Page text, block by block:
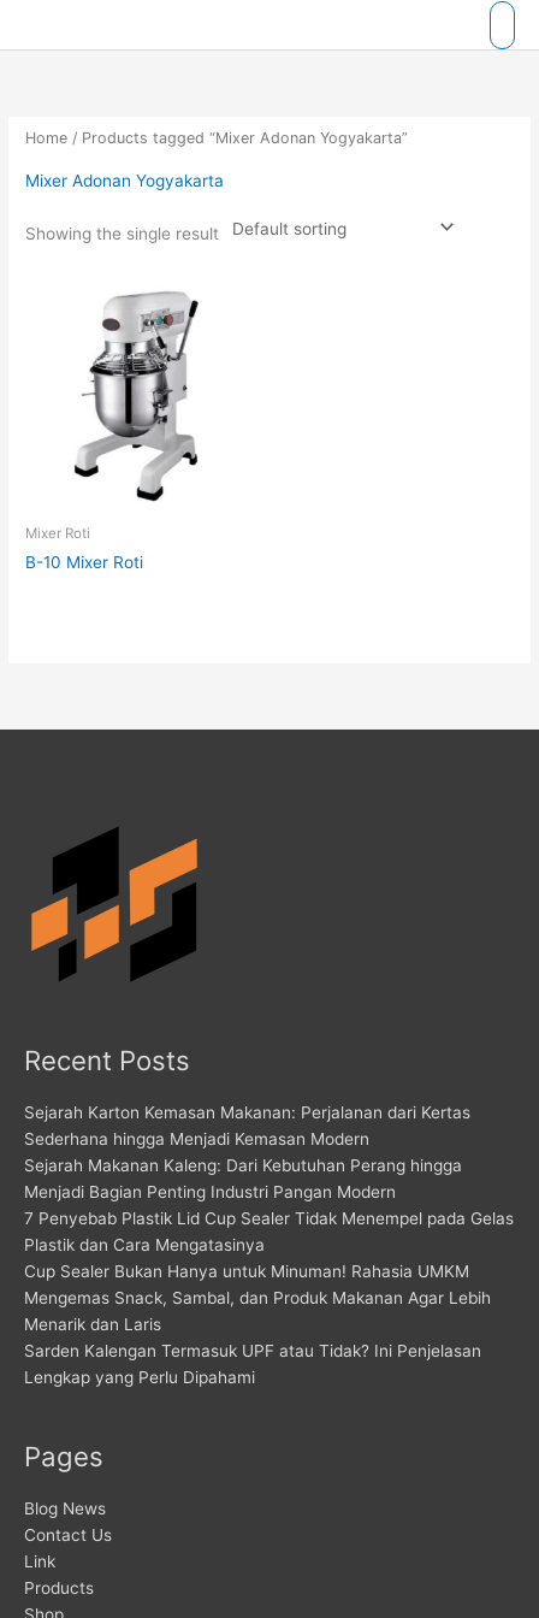
Home / Products tagged “Mixer Adonan Yogyakarta”
Mixer Adonan Yogyakarta
Showing the single result
Mixer Roti
B-10 Mixer Roti
Recent Posts
Sejarah Karton Kemasan Makanan: Perjalanan dari Kertas
Sederhana hingga Menjadi Kemasan Modern
Sejarah Makanan Kaleng: Dari Kebutuhan Perang hingga
Menjadi Bagian Penting Industri Pangan Modern
7 Penyebab Plastik Lid Cup Sealer Tidak Menempel pada Gelas
Plastik dan Cara Mengatasinya
Cup Sealer Bukan Hanya untuk Minuman! Rahasia UMKM
Mengemas Snack, Sambal, dan Produk Makanan Agar Lebih
Menarik dan Laris
Sarden Kalengan Termasuk UPF atau Tidak? Ini Penjelasan
Lengkap yang Perlu Dipahami
Pages
Blog News
Contact Us
Link
Products
Shop